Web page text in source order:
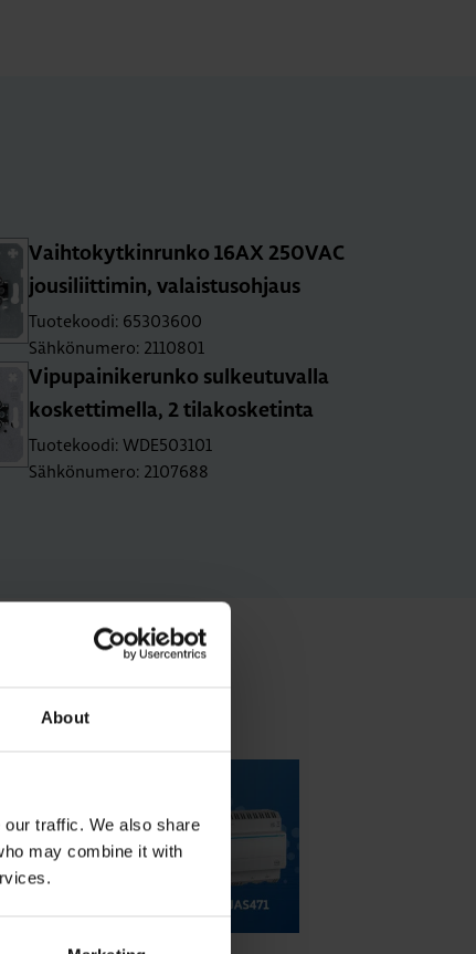
About
traffic. We also share
may combine it with
Vaih­to­kyt­kin­run­ko 16AX 250­VAC
jousi­liit­ti­min, va­lais­tusoh­jaus
Tuotekoodi: 65303600
Sähkönumero: 2110801
Vi­pu­pai­ni­ke­run­ko sul­keu­tu­val­la
kos­ket­ti­mel­la, 2 ti­la­kos­ke­tin­ta
Tuotekoodi: WDE503101
Sähkönumero: 2107688